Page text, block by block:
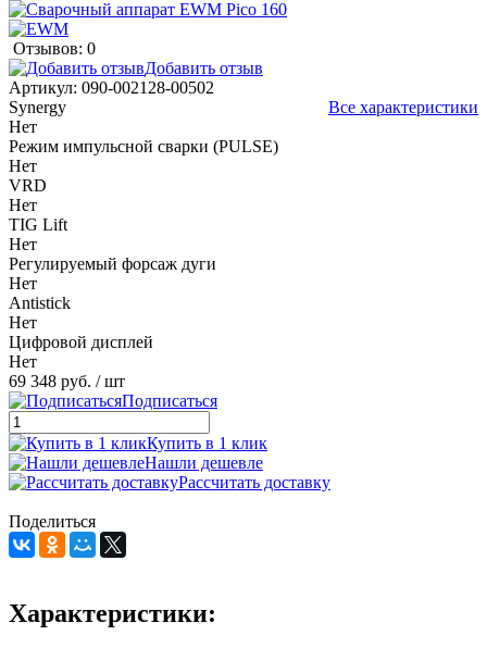
Отзывов: 0
Добавить отзыв
Артикул: 090-002128-00502
Все характеристики
Synergy
Нет
Режим импульсной сварки (PULSE)
Нет
VRD
Нет
TIG Lift
Нет
Регулируемый форсаж дуги
Нет
Antistick
Нет
Цифровой дисплей
Нет
69 348 руб. / шт
Подписаться
Купить в 1 клик
Нашли дешевле
Рассчитать доставку
Поделиться
Характеристики: